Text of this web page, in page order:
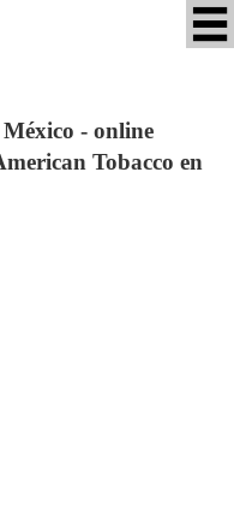
México - online
Tobacco en